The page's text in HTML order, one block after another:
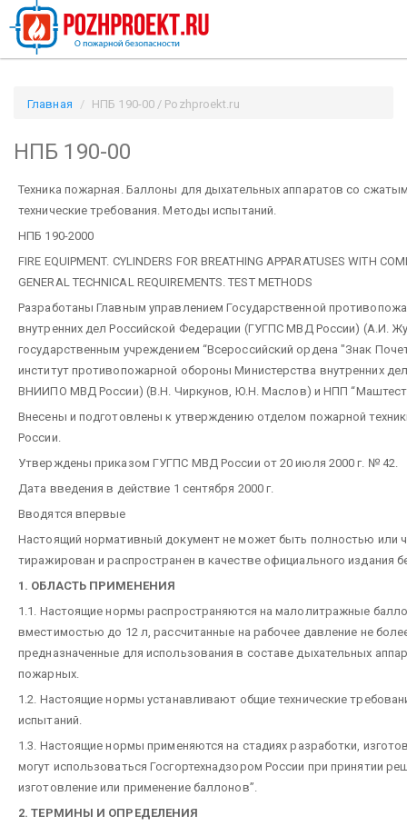
Главная НПБ 190-00 / Pozhproekt.ru
НПБ 190-00
Техника пожарная. Баллоны для дыхательных аппаратов со
технические требования. Методы испытаний.
НПБ 190-2000
FIRE EQUIPMENT. CYLINDERS FOR BREATHING APPARATUSES WITH
GENERAL TECHNICAL REQUIREMENTS. TEST METHODS
Разработаны Главным управлением Государственной
внутренних дел Российской Федерации (ГУГПС МВД России) (А.И.
государственным учреждением “Всероссийский ордена "Знак
институт противопожарной обороны Министерства внутренних
ВНИИПО МВД России) (В.Н. Чиркунов, Ю.Н. Маслов) и НПП
Внесены и подготовлены к утверждению отделом пожарной
России.
Утверждены приказом ГУГПС МВД России от 20 июля 2000 г. № 42.
Дата введения в действие 1 сентября 2000 г.
Вводятся впервые
Настоящий нормативный документ не может быть полностью или
тиражирован и распространен в качестве официального издания
1. ОБЛАСТЬ ПРИМЕНЕНИЯ
1.1. Настоящие нормы распространяются на малолитражные
вместимостью до 12 л, рассчитанные на рабочее давление не
предназначенные для использования в составе дыхательных
пожарных.
1.2. Настоящие нормы устанавливают общие технические
испытаний.
1.3. Настоящие нормы применяются на стадиях разработки,
могут использоваться Госгортехнадзором России при принятии
изготовление или применение баллонов”.
2. ТЕРМИНЫ И ОПРЕДЕЛЕНИЯ